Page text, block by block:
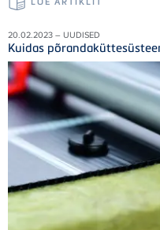
20.02.2023 – UUDISED
Kuidas